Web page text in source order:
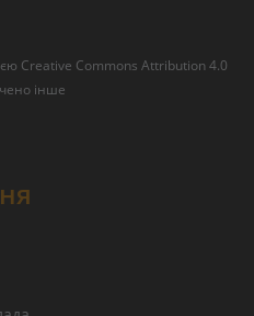
Creative Commons Attribution 4.0
інше